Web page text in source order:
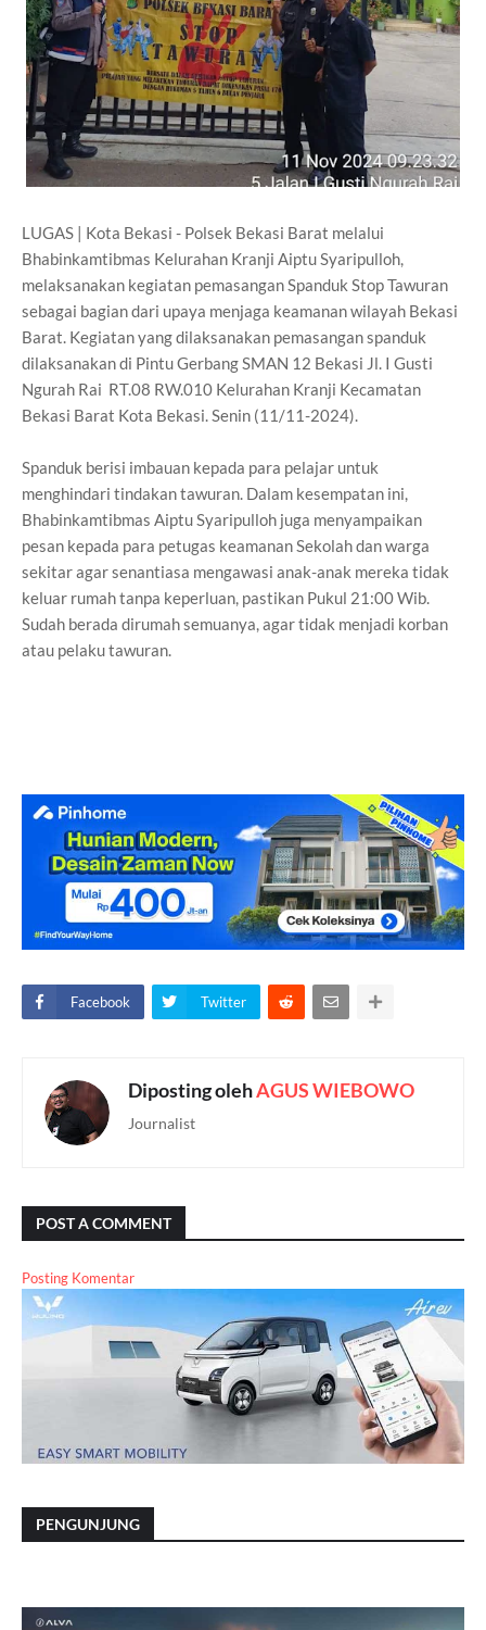
LUGAS | Kota Bekasi - Polsek Bekasi Barat melalui
Bhabinkamtibmas Kelurahan Kranji Aiptu Syaripulloh,
melaksanakan kegiatan pemasangan Spanduk Stop Tawuran
sebagai bagian dari upaya menjaga keamanan wilayah Bekasi
Barat. Kegiatan yang dilaksanakan pemasangan spanduk
dilaksanakan di Pintu Gerbang SMAN 12 Bekasi Jl. I Gusti
Ngurah Rai RT.08 RW.010 Kelurahan Kranji Kecamatan
Bekasi Barat Kota Bekasi. Senin (11/11-2024).
Spanduk berisi imbauan kepada para pelajar untuk
menghindari tindakan tawuran. Dalam kesempatan ini,
Bhabinkamtibmas Aiptu Syaripulloh juga menyampaikan
pesan kepada para petugas keamanan Sekolah dan warga
sekitar agar senantiasa mengawasi anak-anak mereka tidak
keluar rumah tanpa keperluan, pastikan Pukul 21:00 Wib.
Sudah berada dirumah semuanya, agar tidak menjadi korban
atau pelaku tawuran.
Facebook Twitter
Diposting olehAGUS WIEBOWO
Journalist
POST A COMMENT
Posting Komentar
PENGUNJUNG